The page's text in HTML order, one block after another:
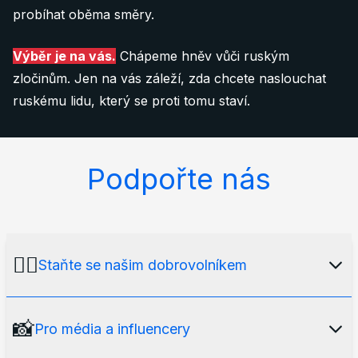
probíhat oběma směry.
Výběr je na vás. Chápeme hněv vůči ruským
zločinům. Jen na vás záleží, zda chcete naslouchat
ruskému lidu, který se proti tomu staví.
Podpořte nás
🙋‍♂️Staňte se našim dobrovolníkem
Naše mediální platforma by neexistovala bez
📸Pro média a influencery